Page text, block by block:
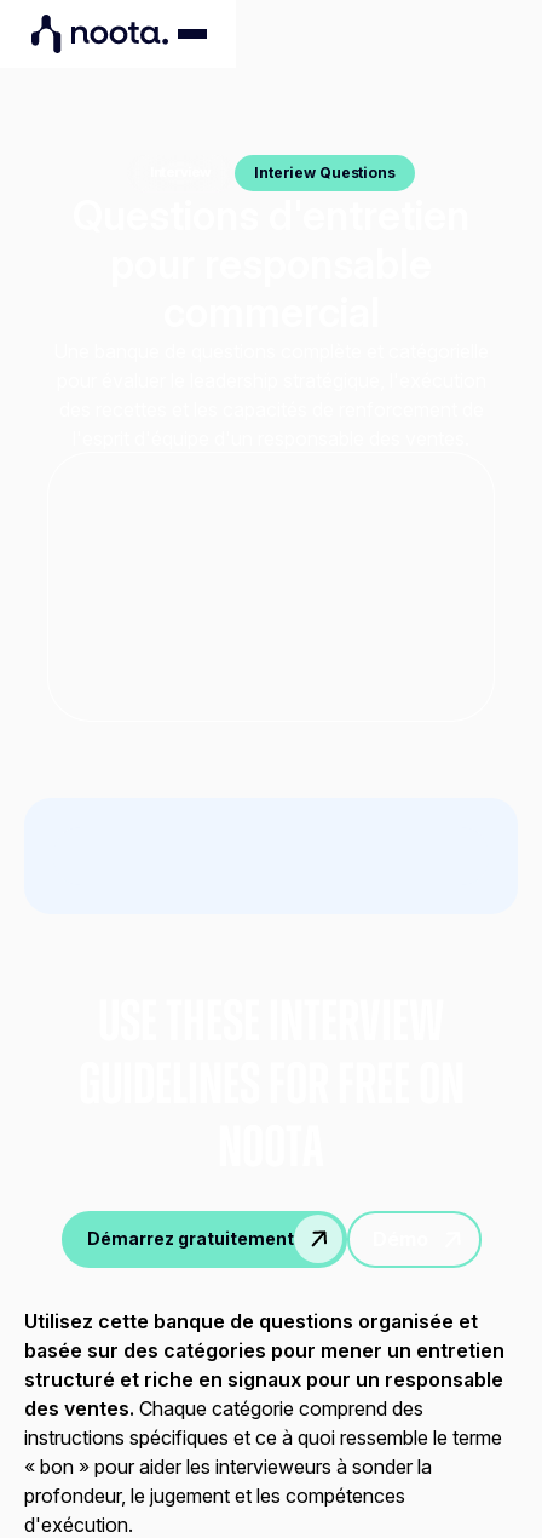
Interiew Questions
Démarrez gratuitement
Utilisez cette banque de questions organisée et
basée sur des catégories pour mener un entretien
structuré et riche en signaux pour un responsable
des ventes. Chaque catégorie comprend des
instructions spécifiques et ce à quoi ressemble le terme
« bon » pour aider les intervieweurs à sonder la
profondeur, le jugement et les compétences
d'exécution.